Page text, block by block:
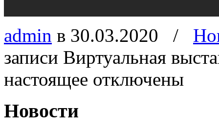
admin в 30.03.2020 /
записи Виртуальная
настоящее отключены
Новости